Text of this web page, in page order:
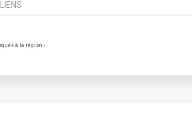
LIENS
à la région -